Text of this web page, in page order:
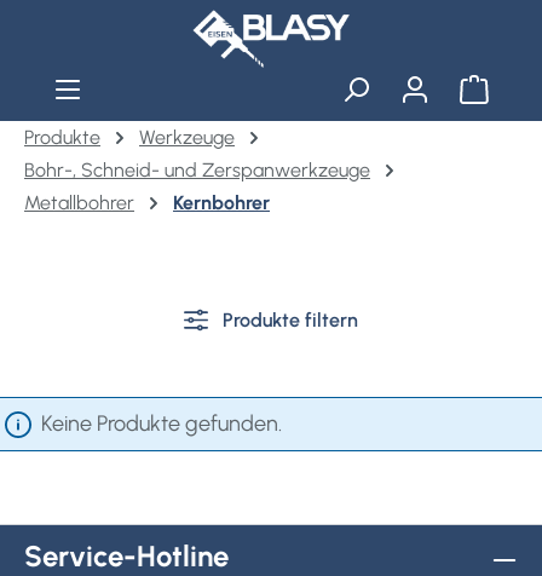
Zum Hauptinhalt springen
Produkte
Werkzeuge
Bohr-, Schneid- und Zerspanwerkzeuge
Metallbohrer
Kernbohrer
Produkte filtern
Keine Produkte gefunden.
Service-Hotline